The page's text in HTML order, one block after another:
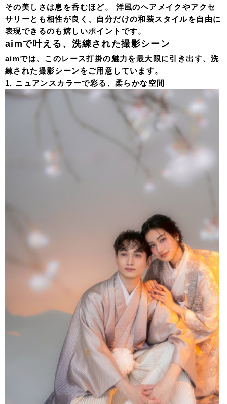
その美しさは息を呑むほど。 洋風のヘアメイクやアクセ
サリーとも相性が良く、自分だけの和装スタイルを自由に
表現できるのも嬉しいポイントです。
aimで叶える、洗練された撮影シーン
aimでは、このレース打掛の魅力を最大限に引き出す、洗
練された撮影シーンをご用意しています。
1. ニュアンスカラーで彩る、柔らかな空間